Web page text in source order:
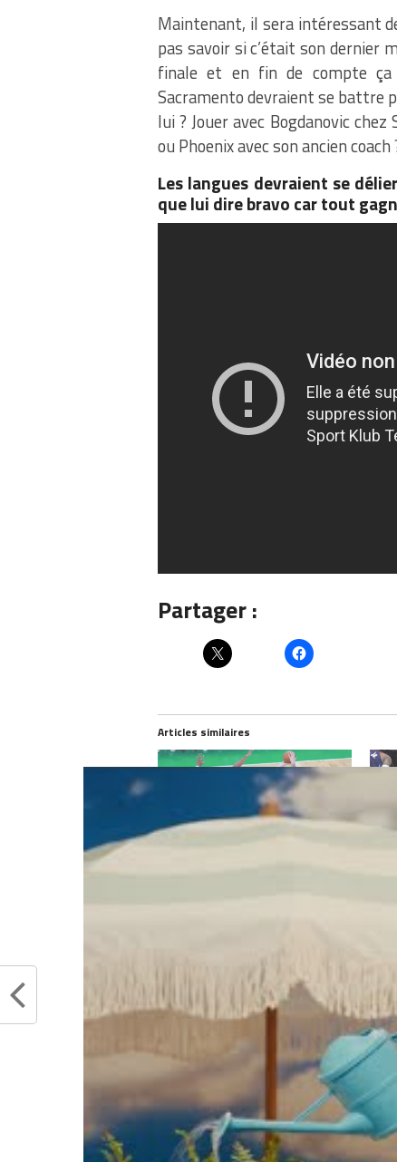
Maintenant, il sera intéressant
pas savoir si c’était son dernier
finale et en fin de compte ça
Sacramento devraient se battre
lui ? Jouer avec Bogdanovic
ou Phoenix avec son ancien
Les langues devraient se
que lui dire bravo car tout
Partager :
Articles similaires
RELATED TOPICS LUKA DONCIC NBA